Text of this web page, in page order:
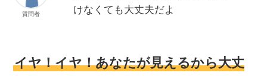
質問者
けなくても大丈夫だよ
イヤ！イヤ！あなたが見えるから大丈